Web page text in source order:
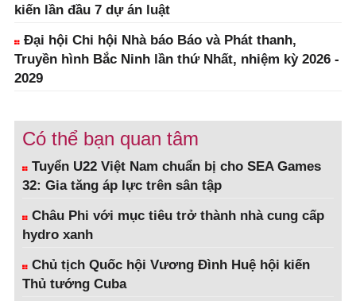
kiến lần đầu 7 dự án luật
Đại hội Chi hội Nhà báo Báo và Phát thanh,
Truyền hình Bắc Ninh lần thứ Nhất, nhiệm kỳ 2026 -
2029
Có thể bạn quan tâm
Tuyển U22 Việt Nam chuẩn bị cho SEA Games
32: Gia tăng áp lực trên sân tập
Châu Phi với mục tiêu trở thành nhà cung cấp
hydro xanh
Chủ tịch Quốc hội Vương Đình Huệ hội kiến
Thủ tướng Cuba